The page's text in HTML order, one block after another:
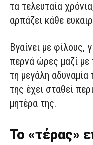
τα τελευταία
αρπάζει κάθε
Βγαίνει με φίλους,
περνά ώρες μαζί με
τη μεγάλη
της έχει σταθεί
μητέρα της.
Το «τέρας»